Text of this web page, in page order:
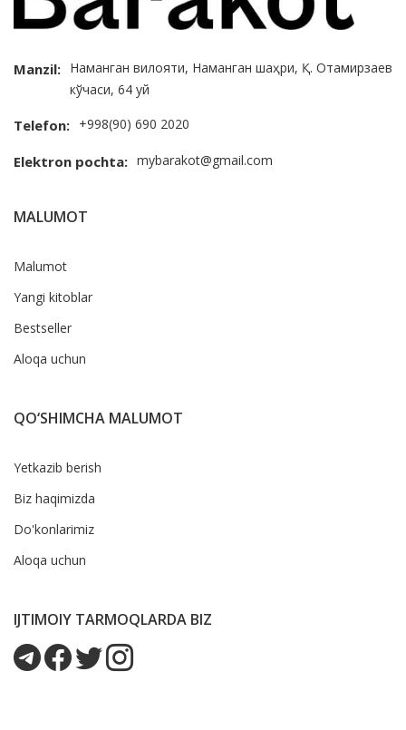
Manzil: Наманган вилояти, Наманган шаҳри, Қ. Отамирзаев
кўчаси, 64 уй
Telefon: +998(90) 690 2020
Elektron pochta: mybarakot@gmail.com
MALUMOT
Malumot
Yangi kitoblar
Bestseller
Aloqa uchun
QO‘SHIMCHA MALUMOT
Yetkazib berish
Biz haqimizda
Do'konlarimiz
Aloqa uchun
IJTIMOIY TARMOQLARDA BIZ